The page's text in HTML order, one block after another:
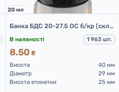
20 мл
Банка БДС 20-27.5 ОС б/кр (скляні баночки 20 мл)
В наявності 1 963 шт.
8.50 ₴
Висота
40 мм
Діаметр
29 мм
Висота етикетки
25 мм